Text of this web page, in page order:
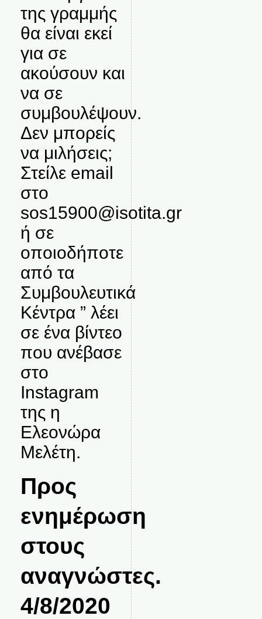
της γραμμής
θα είναι εκεί
για σε
ακούσουν και
να σε
συμβουλέψουν.
Δεν μπορείς
να μιλήσεις;
Στείλε email
στο
sos15900@isotita.gr
ή σε
οποιοδήποτε
από τα
Συμβουλευτικά
Κέντρα ” λέει
σε ένα βίντεο
που ανέβασε
στο
Instagram
της η
Ελεονώρα
Μελέτη.
Προς
ενημέρωση
στους
αναγνώστες.
4/8/2020